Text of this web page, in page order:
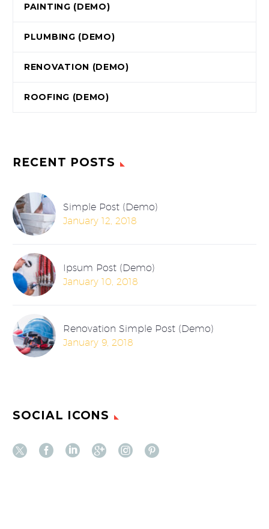
PAINTING (DEMO)
PLUMBING (DEMO)
RENOVATION (DEMO)
ROOFING (DEMO)
RECENT POSTS
Simple Post (Demo)
January 12, 2018
Ipsum Post (Demo)
January 10, 2018
Renovation Simple Post (Demo)
January 9, 2018
SOCIAL ICONS